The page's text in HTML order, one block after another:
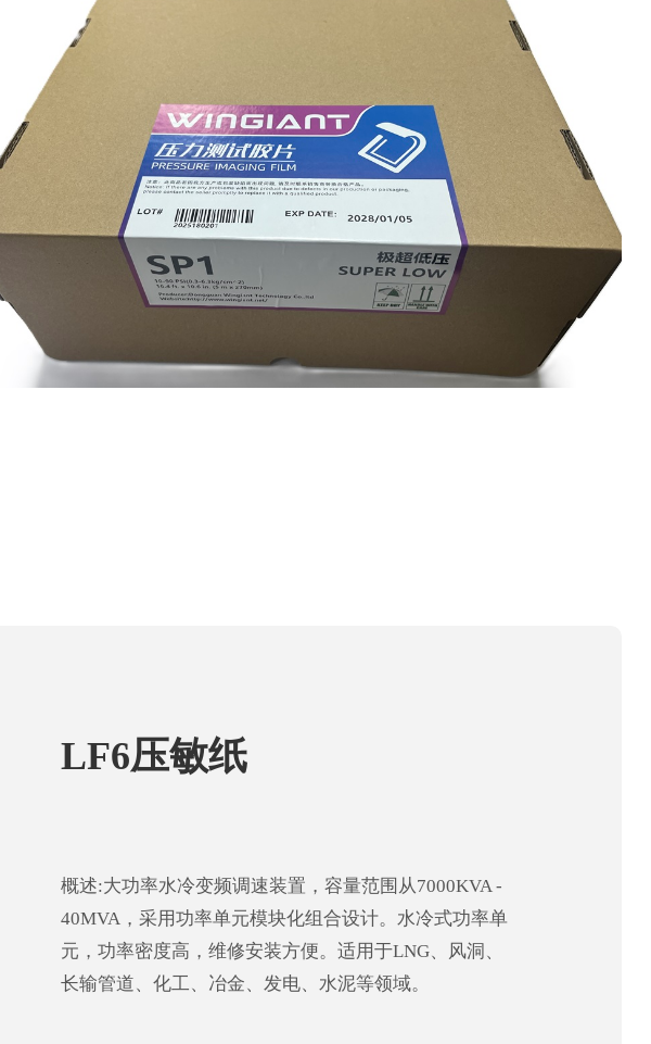
LF6压敏纸
概述:大功率水冷变频调速装置，容量范围从7000KVA -
40MVA，采用功率单元模块化组合设计。水冷式功率单
元，功率密度高，维修安装方便。适用于LNG、风洞、
长输管道、化工、冶金、发电、水泥等领域。